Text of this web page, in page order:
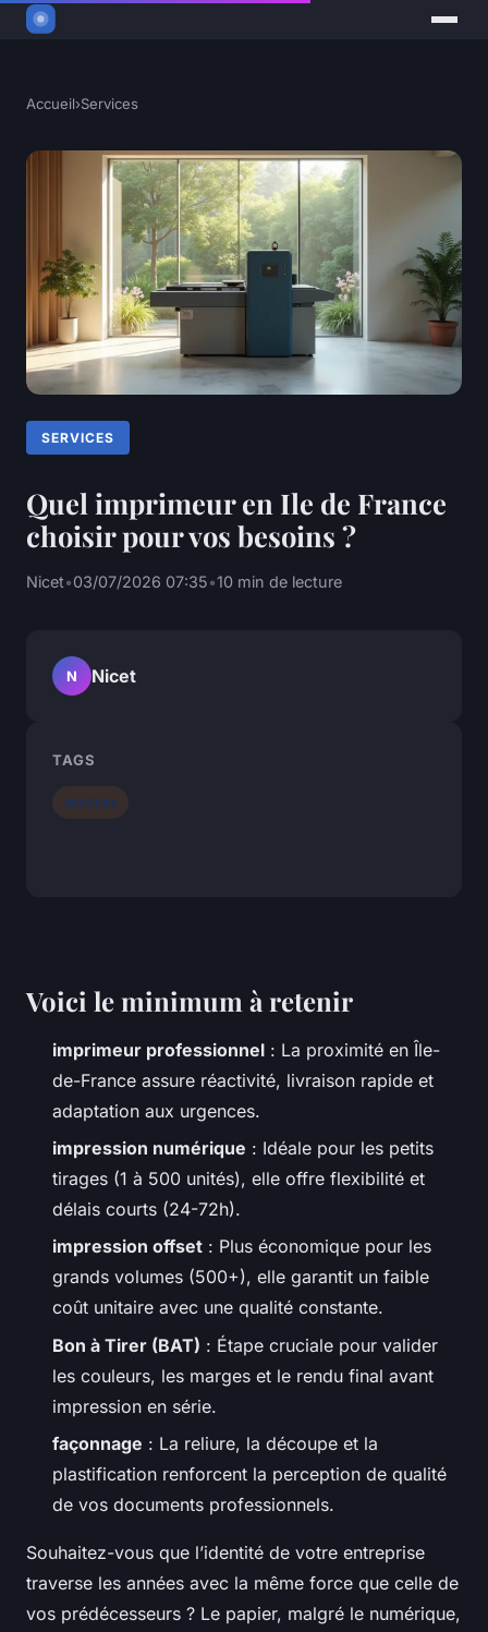
Accueil›Services
SERVICES
Quel imprimeur en Ile de France
choisir pour vos besoins ?
Nicet•03/07/2026 07:35•10 min de lecture
Voici le minimum à retenir
imprimeur professionnel : La proximité en Île-
de-France assure réactivité, livraison rapide et
adaptation aux urgences.
impression numérique : Idéale pour les petits
tirages (1 à 500 unités), elle offre flexibilité et
délais courts (24-72h).
impression offset : Plus économique pour les
grands volumes (500+), elle garantit un faible
coût unitaire avec une qualité constante.
Bon à Tirer (BAT) : Étape cruciale pour valider
les couleurs, les marges et le rendu final avant
impression en série.
façonnage : La reliure, la découpe et la
plastification renforcent la perception de qualité
de vos documents professionnels.
Souhaitez-vous que l’identité de votre entreprise
traverse les années avec la même force que celle de
vos prédécesseurs ? Le papier, malgré le numérique,
N Nicet
TAGS
services